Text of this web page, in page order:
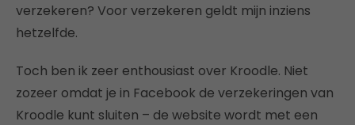
verzekeren? Voor verzekeren geldt mijn inziens
hetzelfde.
Toch ben ik zeer enthousiast over Kroodle. Niet
zozeer omdat je in Facebook de verzekeringen van
Kroodle kunt sluiten – de website wordt met een